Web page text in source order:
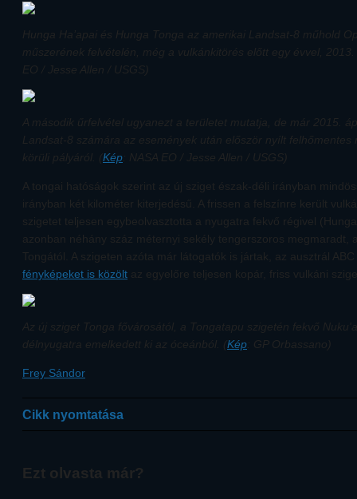
Hunga Ha’apai és Hunga Tonga az amerikai Landsat-8 műhold
műszerének felvételén, még a vulkánkitörés előtt egy évvel,
EO / Jesse Allen / USGS)
A második űrfelvétel ugyanezt a területet mutatja, de már 2015.
Landsat-8 számára az események után először nyílt felhőmentes
körüli pályáról. (Kép: NASA EO / Jesse Allen / USGS)
A tongai hatóságok szerint az új sziget észak-déli irányban
irányban két kilométer kiterjedésű. A frissen a felszínre került
szigetet teljesen egybeolvasztotta a nyugatra fekvő régivel
azonban néhány száz méternyi sekély tengerszoros megmaradt,
Tongától. A szigeten azóta már látogatók is jártak, az ausztrál
fényképeket is közölt az egyelőre teljesen kopár, friss vulkáni
Az új sziget Tonga fővárosától, a Tongatapu szigetén fekvő
délnyugatra emelkedett ki az óceánból. (Kép: GP Orbassano)
Frey Sándor
Cikk nyomtatása
Ezt olvasta már?